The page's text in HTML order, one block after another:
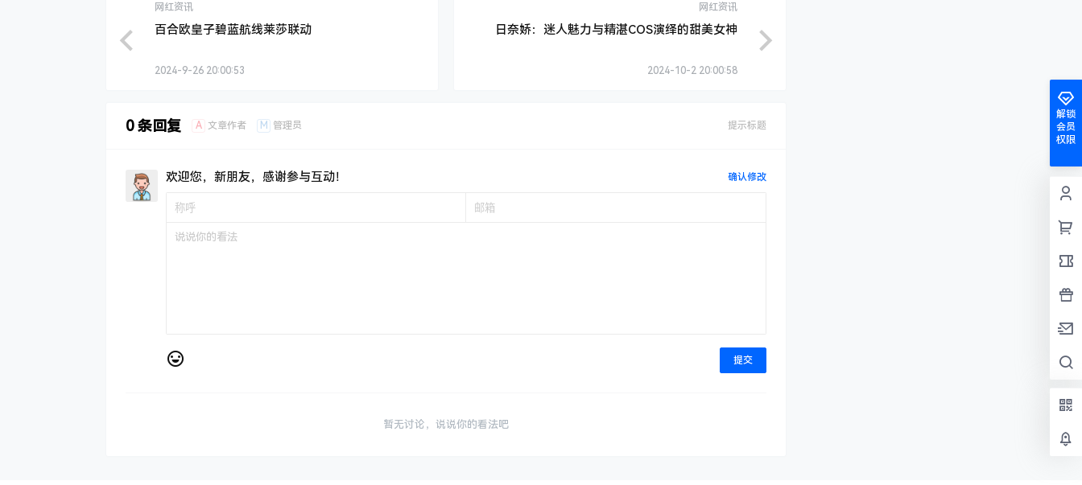
网红资讯
百合欧皇子碧蓝航线莱莎联动
2024-9-26 20:00:53
网红资讯
日奈娇：迷人魅力与精湛COS演绎的甜美女神
2024-10-2 20:00:58
0 条回复 A 文章作者 M 管理员 提示标题
欢迎您，新朋友，感谢参与互动！ 确认修改
提交
暂无讨论，说说你的看法吧
解锁
会员
权限